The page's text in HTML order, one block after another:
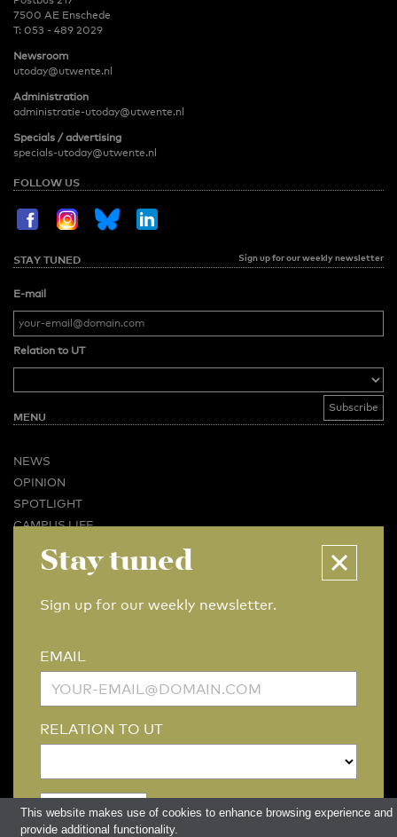
7500 AE Enschede
T: 053 - 489 2029
Newsroom
utoday@utwente.nl
Administration
administratie-utoday@utwente.nl
Specials / advertising
specials-utoday@utwente.nl
FOLLOW US
STAY TUNED Sign up for our weekly newsletter
E-mail
Relation to UT
MENU
NEWS
OPINION
SPOTLIGHT
CAMPUS LIFE
BUSINESS & CAREER
CONTACT
ARCHIVE
MORE
LINKS
DISCLAIMER / COPYRIGHT REDACTIESTATUUT(PDF)
/EDITORIAL STATUTE
Stay tuned
Sign up for our weekly newsletter.
EMAIL
RELATION TO UT
This website makes use of cookies to enhance browsing experience and
provide additional functionality.